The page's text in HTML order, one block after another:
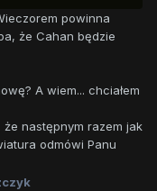
powinna
że Cahan będzie
A wiem... chciałem
że następnym razem jak
odmówi Panu